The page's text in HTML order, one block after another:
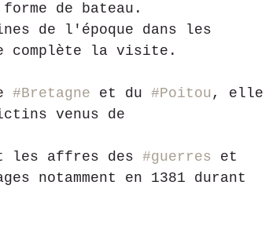
de bateau.
de l'époque dans les
complète la visite.
#Bretagne et du #Poitou , elle
venus de
les affres des #guerres et
notamment en 1381 durant